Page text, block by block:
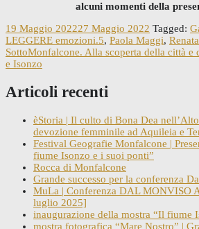
alcuni momenti della
19 Maggio 202227 Maggio 2022 Tagged:
LEGGERE emozioni.5, Paola Maggi,
SottoMonfalcone. Alla scoperta della città e
e Isonzo
Articoli recenti
èStoria | Il culto di Bona Dea
devozione femminile ad Aquileia e
Festival Geografie Monfalcone |
fiume Isonzo e i suoi ponti”
Rocca di Monfalcone
Grande successo per la conferenza
MuLa | Conferenza DAL MONVISO
luglio 2025]
inaugurazione della mostra “Il fiume
mostra fotografica “Mare Nostro” |